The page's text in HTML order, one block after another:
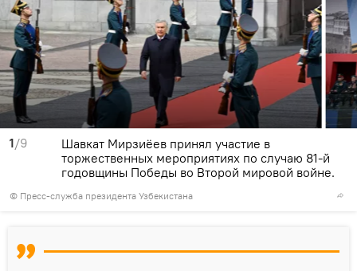
1/9
© Пресс-служба президента Узбекистана
Шавкат Мирзиёев принял участие в
торжественных мероприятиях по случаю 81-й
годовщины Победы во Второй мировой войне.